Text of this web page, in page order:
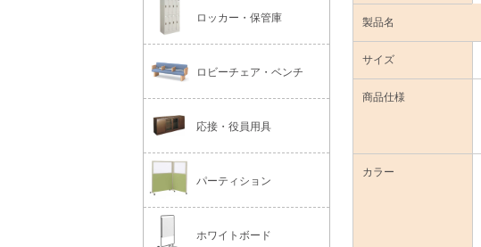
製品名
サイズ
商品仕様
カラー
ロッカー・保管庫
ロビーチェア・ベンチ
応接・役員用具
パーティション
ホワイトボード